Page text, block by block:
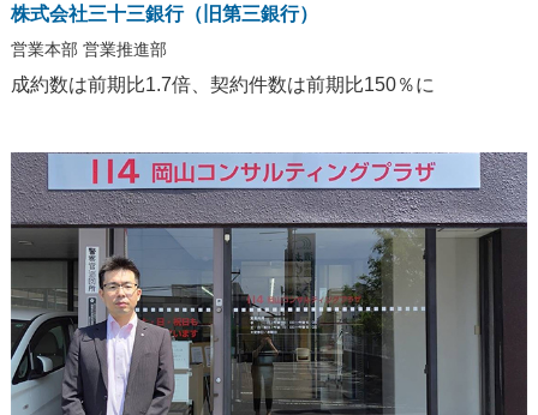
株式会社三十三銀行（旧第三銀行）
営業本部 営業推進部
成約数は前期比1.7倍、契約件数は前期比150％に